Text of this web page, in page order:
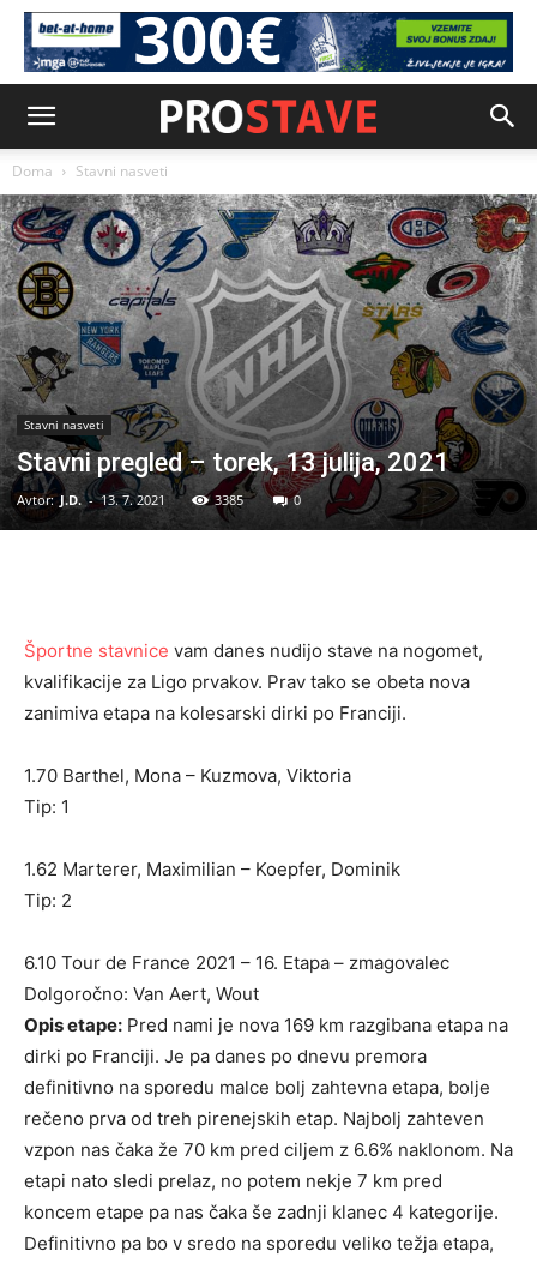
Doma Stavni nasveti
Stavni nasveti
Stavni pregled – torek, 13 julija, 2021
Avtor: J.D. - 13. 7. 2021 3385 0
Športne stavnice vam danes nudijo stave na nogomet,
kvalifikacije za Ligo prvakov. Prav tako se obeta nova
zanimiva etapa na kolesarski dirki po Franciji.
1.70 Barthel, Mona – Kuzmova, Viktoria
Tip: 1
1.62 Marterer, Maximilian – Koepfer, Dominik
Tip: 2
6.10 Tour de France 2021 – 16. Etapa – zmagovalec
Dolgoročno: Van Aert, Wout
Opis etape: Pred nami je nova 169 km razgibana etapa na
dirki po Franciji. Je pa danes po dnevu premora
definitivno na sporedu malce bolj zahtevna etapa, bolje
rečeno prva od treh pirenejskih etap. Najbolj zahteven
vzpon nas čaka že 70 km pred ciljem z 6.6% naklonom. Na
etapi nato sledi prelaz, no potem nekje 7 km pred
koncem etape pa nas čaka še zadnji klanec 4 kategorije.
Definitivno pa bo v sredo na sporedu veliko težja etapa,